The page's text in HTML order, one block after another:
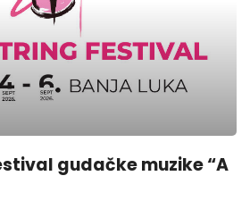
gudačke muzike “A